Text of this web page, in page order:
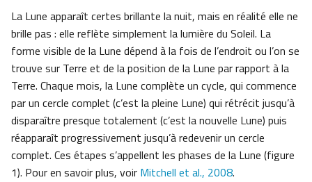
La Lune apparaît certes brillante la nuit, mais en réalité elle ne
brille pas : elle reflète simplement la lumière du Soleil. La
forme visible de la Lune dépend à la fois de l’endroit ou l’on se
trouve sur Terre et de la position de la Lune par rapport à la
Terre. Chaque mois, la Lune complète un cycle, qui commence
par un cercle complet (c’est la pleine Lune) qui rétrécit jusqu’à
disparaître presque totalement (c’est la nouvelle Lune) puis
réapparaît progressivement jusqu’à redevenir un cercle
complet. Ces étapes s’appellent les phases de la Lune (figure
1). Pour en savoir plus, voir Mitchell et al., 2008.